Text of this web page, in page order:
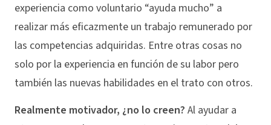
experiencia como voluntario “ayuda mucho” a
realizar más eficazmente un trabajo remunerado por
las competencias adquiridas. Entre otras cosas no
solo por la experiencia en función de su labor pero
también las nuevas habilidades en el trato con otros.
Realmente motivador, ¿no lo creen? Al ayudar a